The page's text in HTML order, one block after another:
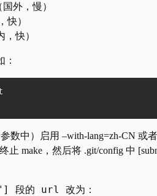
国外，慢）
快）
，快）
数中）启用 –with-lang=zh-CN
make，然后将 .git/config 中
的 url 改为：